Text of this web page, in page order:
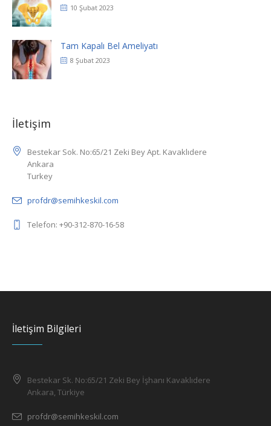
10 Şubat 2023
Tam Kapalı Bel Ameliyatı
8 Şubat 2023
İletişim
Bestekar Sok. No:65/21 Zeki Bey Apt. Kavaklıdere
Ankara
Turkey
profdr@semihkeskil.com
Telefon: +90-312-870-16-58
İletişim Bilgileri
Bestekar Sk. No:65/21 Zeki Bey İşhanı Kavaklıdere
Ankara, Türkiye
profdr@semihkeskil.com